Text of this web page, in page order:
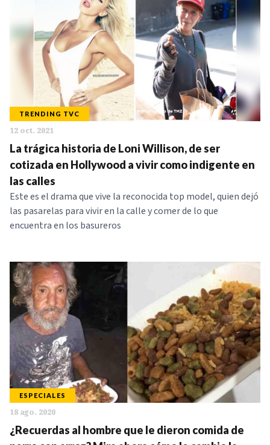
TRENDING TVC
12 oct. 2021
La trágica historia de Loni Willison, de ser
cotizada en Hollywood a vivir como indigente en
las calles
Este es el drama que vive la reconocida top model, quien dejó
las pasarelas para vivir en la calle y comer de lo que
encuentra en los basureros
ESPECIALES
18 ago. 2020
¿Recuerdas al hombre que le dieron comida de